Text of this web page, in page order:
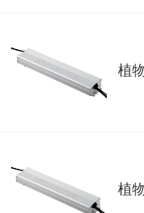
植
植